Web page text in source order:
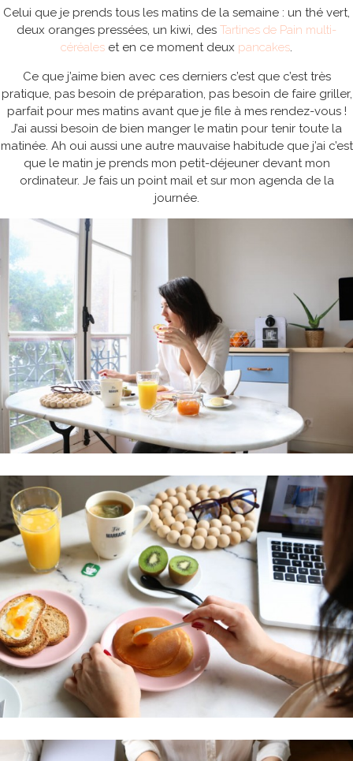
Celui que je prends tous les matins de la semaine : un thé vert,
deux oranges pressées, un kiwi, des Tartines de Pain multi-
céréales et en ce moment deux pancakes
Ce que j’aime bien avec ces derniers c’est que c’est très
pratique, pas besoin de préparation, pas besoin de faire griller,
parfait pour mes matins avant que je file à mes rendez-vous !
J’ai aussi besoin de bien manger le matin pour tenir toute la
matinée. Ah oui aussi une autre mauvaise habitude que j’ai c’est
que le matin je prends mon petit-déjeuner devant mon
ordinateur. Je fais un point mail et sur mon agenda de la
journée.